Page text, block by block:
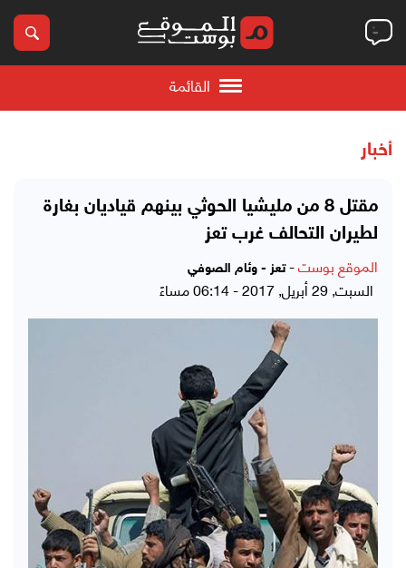
القائمة
أخبار
مقتل 8 من مليشيا الحوثي بينهم قياديان بغارة
لطيران التحالف غرب تعز
الموقع بوست-تعز - وئام الصوفي
السبت, 29 أبريل, 2017 - 06:14 مساءً